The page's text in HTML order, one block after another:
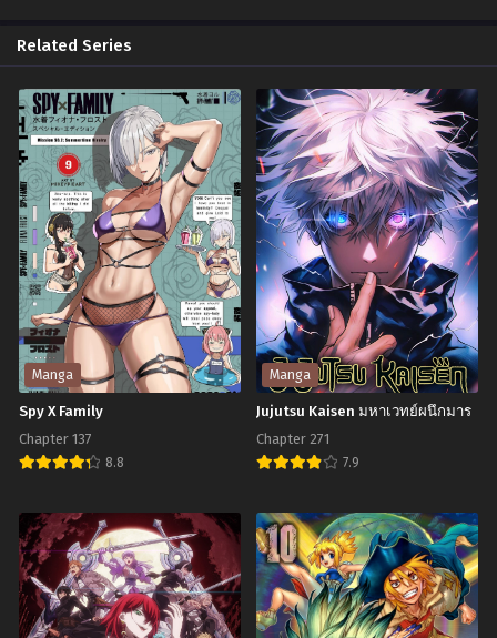
Related Series
Manga
Spy X Family
Chapter 137
8.8
X
Family
Manga
Jujutsu Kaisen มหาเวทย์ผนึกมาร
Chapter 271
7.9
Kaisen
มหา
เวทย์
ผนึก